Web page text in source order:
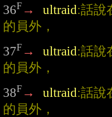
36F → ultraid:話說
的員外，
37F → ultraid:話說
的員外，
38F → ultraid:話說
的員外，